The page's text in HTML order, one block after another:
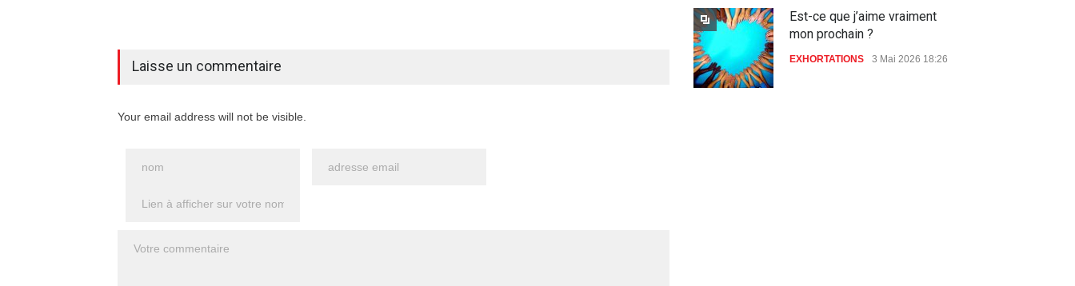
Grande-Bretagne : la
Laisse un commentaire
Your email address will not be visible.
Est-ce que j’aime vraiment
mon prochain ?
EXHORTATIONS 3 Mai 2026 18:26